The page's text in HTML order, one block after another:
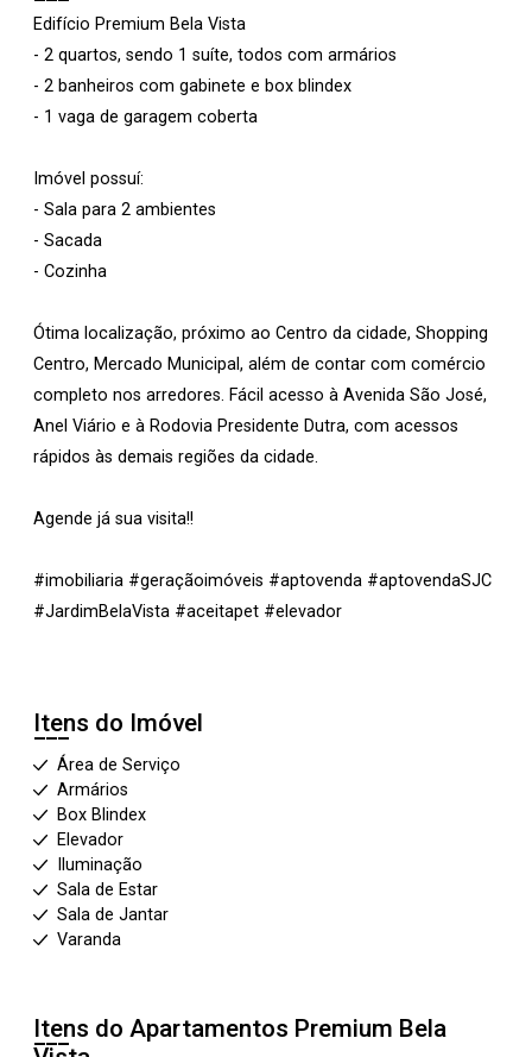
Edifício Premium Bela Vista
- 2 quartos, sendo 1 suíte, todos com armários
- 2 banheiros com gabinete e box blindex
- 1 vaga de garagem coberta
Imóvel possuí:
- Sala para 2 ambientes
- Sacada
- Cozinha
Ótima localização, próximo ao Centro da cidade, Shopping
Centro, Mercado Municipal, além de contar com comércio
completo nos arredores. Fácil acesso à Avenida São José,
Anel Viário e à Rodovia Presidente Dutra, com acessos
rápidos às demais regiões da cidade.
Agende já sua visita!!
#imobiliaria #geraçãoimóveis #aptovenda #aptovendaSJC
#JardimBelaVista #aceitapet #elevador
Itens do Imóvel
Área de Serviço
Armários
Box Blindex
Elevador
Iluminação
Sala de Estar
Sala de Jantar
Varanda
Itens do Apartamentos Premium Bela